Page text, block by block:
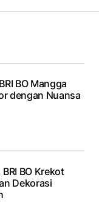
BO Mangga
dengan Nuansa
BO Krekot
Dekorasi